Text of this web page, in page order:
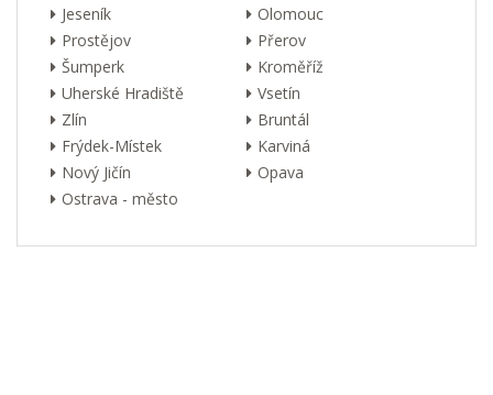
Jeseník
Olomouc
Prostějov
Přerov
Šumperk
Kroměříž
Uherské Hradiště
Vsetín
Zlín
Bruntál
Frýdek-Místek
Karviná
Nový Jičín
Opava
Ostrava - město